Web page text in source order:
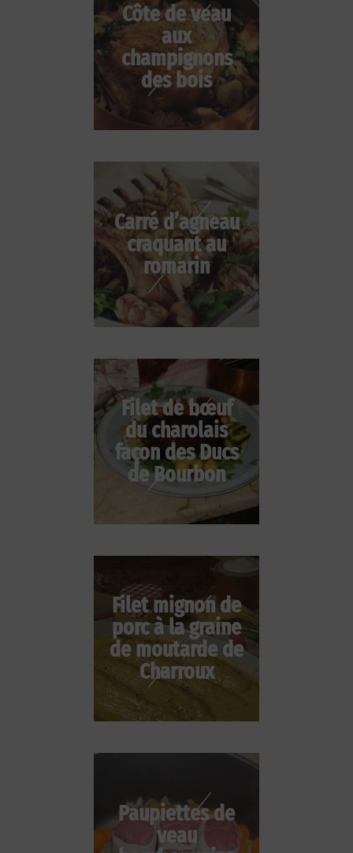
Côte de veau
aux
champignons
des bois
Carré d’agneau
craquant au
romarin
Filet de bœuf
du charolais
façon des Ducs
de Bourbon
Filet mignon de
porc à la graine
de moutarde de
Charroux
Paupiettes de
veau